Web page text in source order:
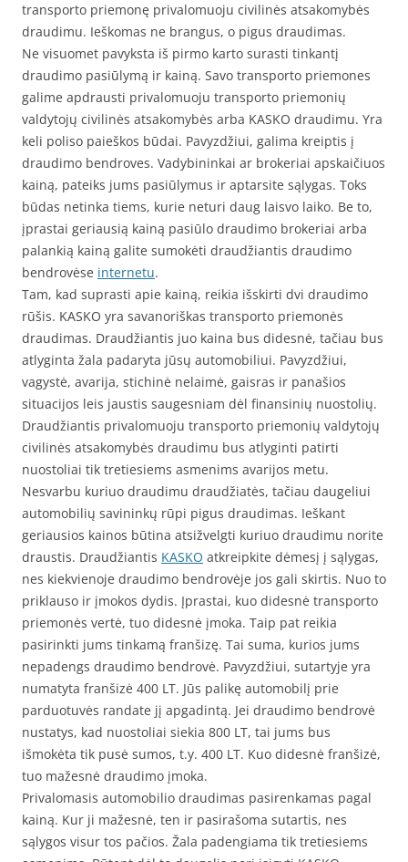
transporto priemonę privalomuoju civilinės atsakomybės
draudimu. Ieškomas ne brangus, o pigus draudimas.
Ne visuomet pavyksta iš pirmo karto surasti tinkantį
draudimo pasiūlymą ir kainą. Savo transporto priemones
galime apdrausti privalomuoju transporto priemonių
valdytojų civilinės atsakomybės arba KASKO draudimu. Yra
keli poliso paieškos būdai. Pavyzdžiui, galima kreiptis į
draudimo bendroves. Vadybininkai ar brokeriai apskaičiuos
kainą, pateiks jums pasiūlymus ir aptarsite sąlygas. Toks
būdas netinka tiems, kurie neturi daug laisvo laiko. Be to,
įprastai geriausią kainą pasiūlo draudimo brokeriai arba
palankią kainą galite sumokėti draudžiantis draudimo
bendrovėse internetu.
Tam, kad suprasti apie kainą, reikia išskirti dvi draudimo
rūšis. KASKO yra savanoriškas transporto priemonės
draudimas. Draudžiantis juo kaina bus didesnė, tačiau bus
atlyginta žala padaryta jūsų automobiliui. Pavyzdžiui,
vagystė, avarija, stichinė nelaimė, gaisras ir panašios
situacijos leis jaustis saugesniam dėl finansinių nuostolių.
Draudžiantis privalomuoju transporto priemonių valdytojų
civilinės atsakomybės draudimu bus atlyginti patirti
nuostoliai tik tretiesiems asmenims avarijos metu.
Nesvarbu kuriuo draudimu draudžiatės, tačiau daugeliui
automobilių savininkų rūpi pigus draudimas. Ieškant
geriausios kainos būtina atsižvelgti kuriuo draudimu norite
draustis. Draudžiantis KASKO atkreipkite dėmesį į sąlygas,
nes kiekvienoje draudimo bendrovėje jos gali skirtis. Nuo to
priklauso ir įmokos dydis. Įprastai, kuo didesnė transporto
priemonės vertė, tuo didesnė įmoka. Taip pat reikia
pasirinkti jums tinkamą franšizę. Tai suma, kurios jums
nepadengs draudimo bendrovė. Pavyzdžiui, sutartyje yra
numatyta franšizė 400 LT. Jūs palikę automobilį prie
parduotuvės randate jį apgadintą. Jei draudimo bendrovė
nustatys, kad nuostoliai siekia 800 LT, tai jums bus
išmokėta tik pusė sumos, t.y. 400 LT. Kuo didesnė franšizė,
tuo mažesnė draudimo įmoka.
Privalomasis automobilio draudimas pasirenkamas pagal
kainą. Kur ji mažesnė, ten ir pasirašoma sutartis, nes
sąlygos visur tos pačios. Žala padengiama tik tretiesiems